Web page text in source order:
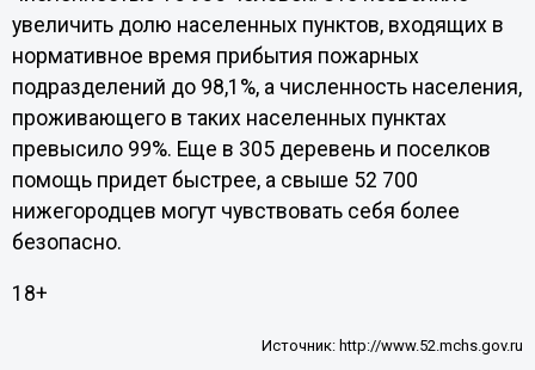
увеличить долю населенных пунктов, входящих в
нормативное время прибытия пожарных
подразделений до 98,1%, а численность населения,
проживающего в таких населенных пунктах
превысило 99%. Еще в 305 деревень и поселков
помощь придет быстрее, а свыше 52 700
нижегородцев могут чувствовать себя более
безопасно.
18+
Источник: http://www.52.mchs.gov.ru